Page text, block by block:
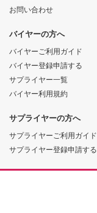
お問い合わせ
バイヤーの方へ
バイヤーご利用ガイド
バイヤー登録申請する
サプライヤー一覧
バイヤー利用規約
サプライヤーの方へ
サプライヤーご利用ガイド
サプライヤー登録申請する